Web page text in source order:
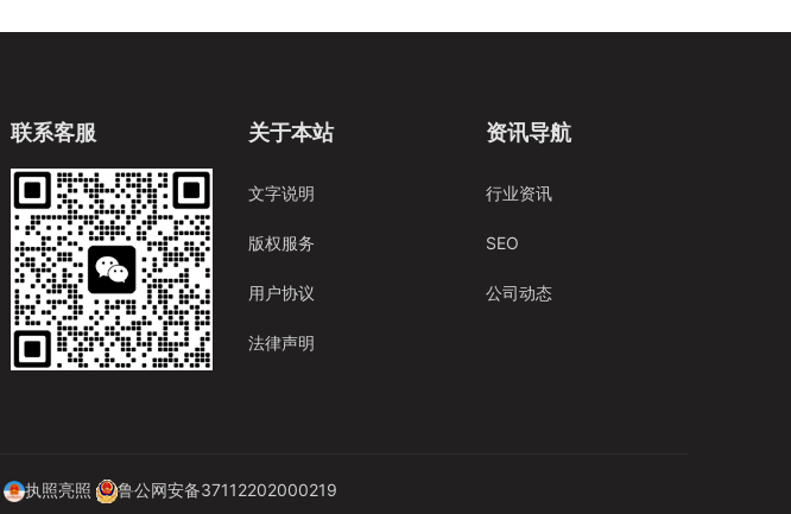
联系客服 关于本站
文字说明
版权服务
用户协议
法律声明
资讯导航
行业资讯
SEO
公司动态
执照亮照 鲁公网安备37112202000219